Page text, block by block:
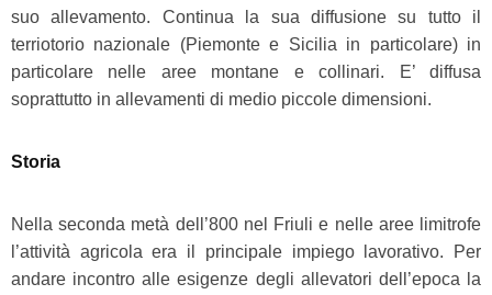
suo allevamento. Continua la sua diffusione su tutto il
terriotorio nazionale (Piemonte e Sicilia in particolare) in
particolare nelle aree montane e collinari. E’ diffusa
soprattutto in allevamenti di medio piccole dimensioni.
Storia
Nella seconda metà dell’800 nel Friuli e nelle aree limitrofe
l’attività agricola era il principale impiego lavorativo. Per
andare incontro alle esigenze degli allevatori dell’epoca la